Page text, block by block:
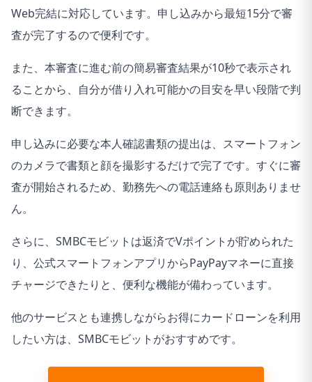
Web完結に対応しています。申し込みから最短15分で審
査が完了するので便利です。
また、本審査に進む前の簡易審査結果が10秒で表示され
ることから、自分が借り入れ可能かの目安を早い段階で判
断できます。
申し込みに必要な本人確認書類の提出は、スマートフォン
のカメラで書類と顔を撮影するだけで完了です。すぐに審
査が開始されるため、勤務先への電話連絡も原則ありませ
ん。
さらに、SMBCモビットは返済でVポイントが貯められた
り、公式スマートフォンアプリからPayPayマネーに直接
チャージできたりと、便利な機能が備わっています。
他のサービスとも連携しながらお得にカードローンを利用
したい方は、SMBCモビットがおすすめです。